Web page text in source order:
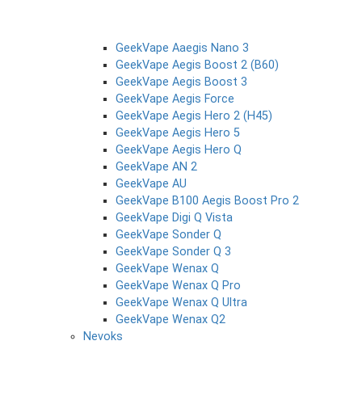
GeekVape Aaegis Nano 3
GeekVape Aegis Boost 2 (B60)
GeekVape Aegis Boost 3
GeekVape Aegis Force
GeekVape Aegis Hero 2 (H45)
GeekVape Aegis Hero 5
GeekVape Aegis Hero Q
GeekVape AN 2
GeekVape AU
GeekVape B100 Aegis Boost Pro 2
GeekVape Digi Q Vista
GeekVape Sonder Q
GeekVape Sonder Q 3
GeekVape Wenax Q
GeekVape Wenax Q Pro
GeekVape Wenax Q Ultra
GeekVape Wenax Q2
Nevoks